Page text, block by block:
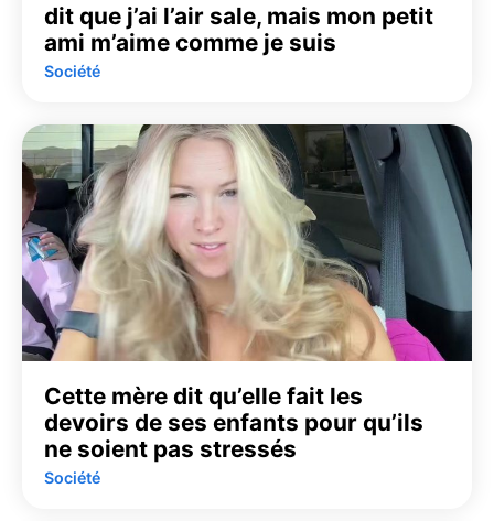
dit que j’ai l’air sale, mais mon petit
ami m’aime comme je suis
Société
Cette mère dit qu’elle fait les
devoirs de ses enfants pour qu’ils
ne soient pas stressés
Société